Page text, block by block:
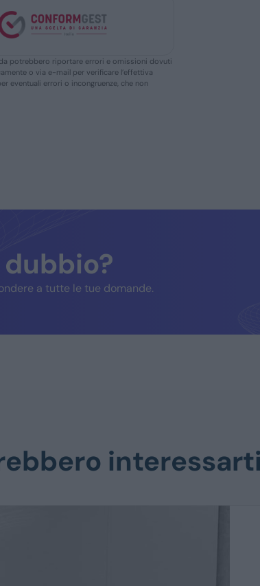
potrebbero riportare errori e omissioni dovuti
o via e-mail per verificare l’effettiva
eventuali errori o incongruenze, che non
a tutte le tue domande.